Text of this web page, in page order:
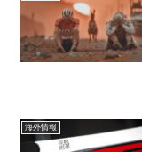
海外情報